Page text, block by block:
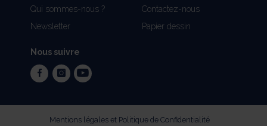
Qui sommes-nous ?
Newsletter
Contactez-nous
Papier dessin
Nous suivre
facebookinstagram
youtube
Mentions légales et Politique de Confidentialité